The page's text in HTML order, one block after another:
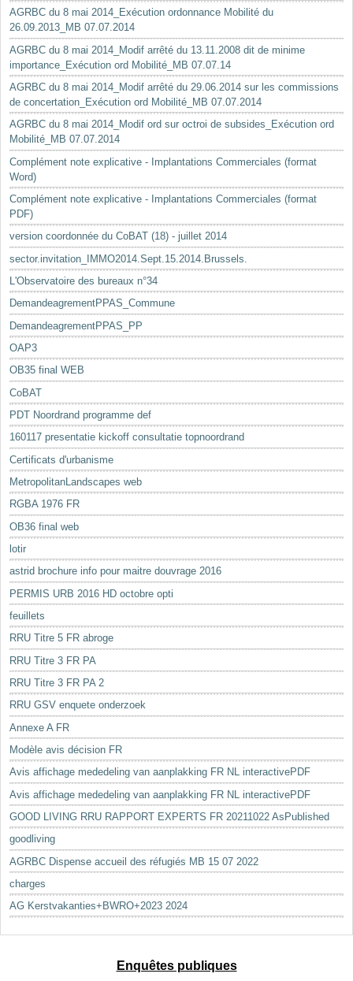
AGRBC du 8 mai 2014_Exécution ordonnance Mobilité du
26.09.2013_MB 07.07.2014
AGRBC du 8 mai 2014_Modif arrêté du 13.11.2008 dit de minime
importance_Exécution ord Mobilité_MB 07.07.14
AGRBC du 8 mai 2014_Modif arrêté du 29.06.2014 sur les commissions
de concertation_Exécution ord Mobilité_MB 07.07.2014
AGRBC du 8 mai 2014_Modif ord sur octroi de subsides_Exécution ord
Mobilité_MB 07.07.2014
Complément note explicative - Implantations Commerciales (format
Word)
Complément note explicative - Implantations Commerciales (format
PDF)
version coordonnée du CoBAT (18) - juillet 2014
sector.invitation_IMMO2014.Sept.15.2014.Brussels.
L'Observatoire des bureaux n°34
DemandeagrementPPAS_Commune
DemandeagrementPPAS_PP
OAP3
OB35 final WEB
CoBAT
PDT Noordrand programme def
160117 presentatie kickoff consultatie topnoordrand
Certificats d'urbanisme
MetropolitanLandscapes web
RGBA 1976 FR
OB36 final web
lotir
astrid brochure info pour maitre douvrage 2016
PERMIS URB 2016 HD octobre opti
feuillets
RRU Titre 5 FR abroge
RRU Titre 3 FR PA
RRU Titre 3 FR PA 2
RRU GSV enquete onderzoek
Annexe A FR
Modèle avis décision FR
Avis affichage mededeling van aanplakking FR NL interactivePDF
Avis affichage mededeling van aanplakking FR NL interactivePDF
GOOD LIVING RRU RAPPORT EXPERTS FR 20211022 AsPublished
goodliving
AGRBC Dispense accueil des réfugiés MB 15 07 2022
charges
AG Kerstvakanties+BWRO+2023 2024
Enquêtes publiques